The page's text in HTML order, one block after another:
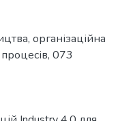
, організаційна
, 073